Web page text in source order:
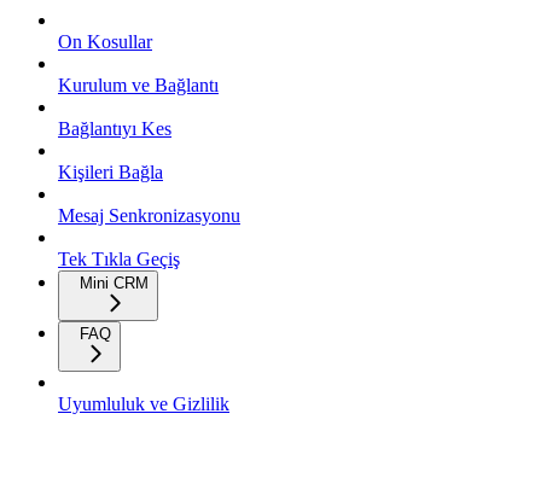
On Kosullar
Kurulum ve Bağlantı
Bağlantıyı Kes
Kişileri Bağla
Mesaj Senkronizasyonu
Tek Tıkla Geçiş
Mini CRM
FAQ
Uyumluluk ve Gizlilik